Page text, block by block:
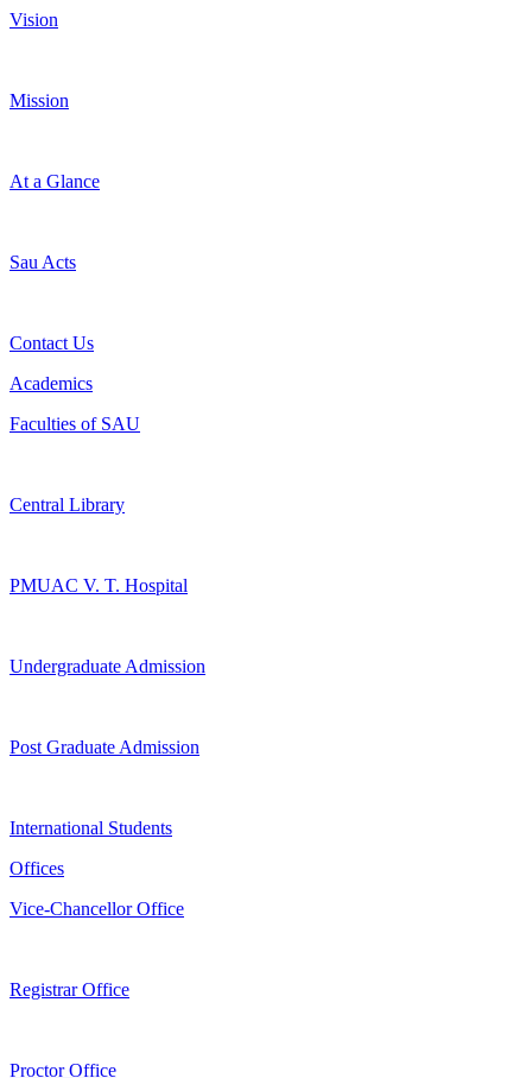
Vision
Mission
At a Glance
Sau Acts
Contact Us
Academics
Faculties of SAU
Central Library
PMUAC V. T. Hospital
Undergraduate Admission
Post Graduate Admission
International Students
Offices
Vice-Chancellor Office
Registrar Office
Proctor Office